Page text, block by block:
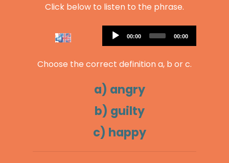
Click below to listen to the phrase.
Audio
Player
Current
00:00
Total
00:00
Choose the correct definition a, b or c.
a) angry
b) guilty
c) happy